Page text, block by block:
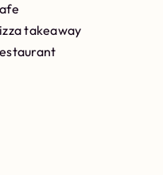
takeaway